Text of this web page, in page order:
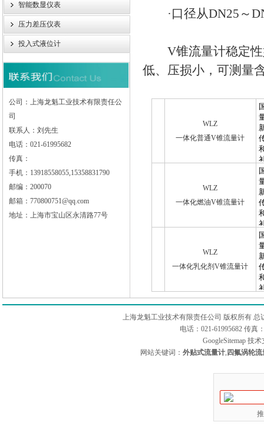
智能数显仪表
压力差压仪表
投入式液位计
公司：上海龙魁工业技术有限责任公
司
联系人：刘先生
电话：021-61995682
传真：
手机：13918558055,15358831790
邮编：200070
邮箱：770800751@qq.com
地址：上海市宝山区永清路77号
·口径从DN25～
V锥流量计稳定性
低、压损小，可测量
WLZ
一体化普通V锥流量计
WLZ
一体化燃油V锥流量计
WLZ
一体化乳化剂V锥流量计
上海龙魁工业技术有限责任公司 版权所有 总
电话：021-61995682 传真
GoogleSitemap技术
网站关键词： 外贴式流量计, 四氟涡轮流